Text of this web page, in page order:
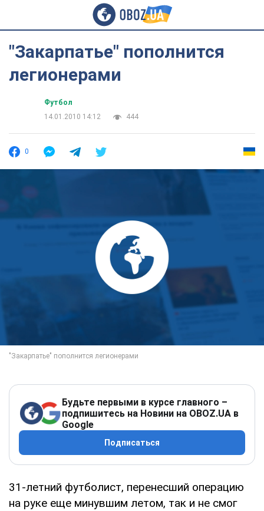
"Закарпатье" пополнится
легионерами
Футбол
14.01.2010 14:12
444
0
Будьте первыми в курсе главного –
подпишитесь на Новини на OBOZ.UA в
Google
Подписаться
31-летний футболист, перенесший операцию
на руке еще минувшим летом, так и не смог